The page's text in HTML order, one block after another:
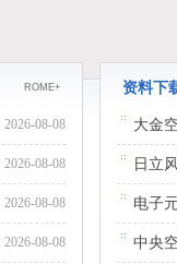
ROME+
2026-08-08
2026-08-08
2026-08-08
2026-08-08
资料下
大金
日立
电子
中央